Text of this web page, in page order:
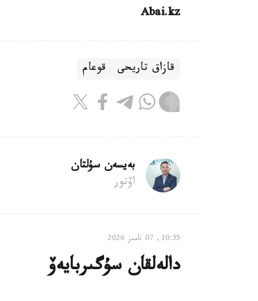
Abai.kz
قازاق تاريحى قوعام
بەيسەن سۇلتان
اۆتور
10:55, 07 تامىز 2026
دالەلقان سۇگىربايەۆ